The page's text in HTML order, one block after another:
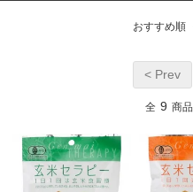
おすすめ順
< Prev
全 9 商品